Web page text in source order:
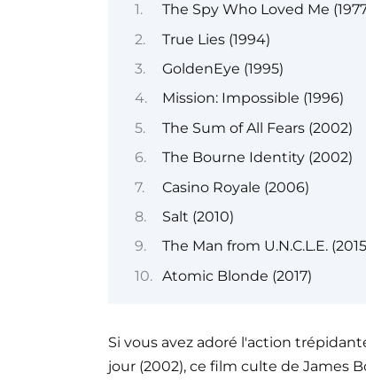
The Spy Who Loved Me
True Lies (1994)
GoldenEye (1995)
Mission: Impossible (1996)
The Sum of All Fears (2002)
The Bourne Identity (2002)
Casino Royale (2006)
Salt (2010)
The Man from U.N.C.L.E.
Atomic Blonde (2017)
Si vous avez adoré l'action
jour (2002), ce film culte de James